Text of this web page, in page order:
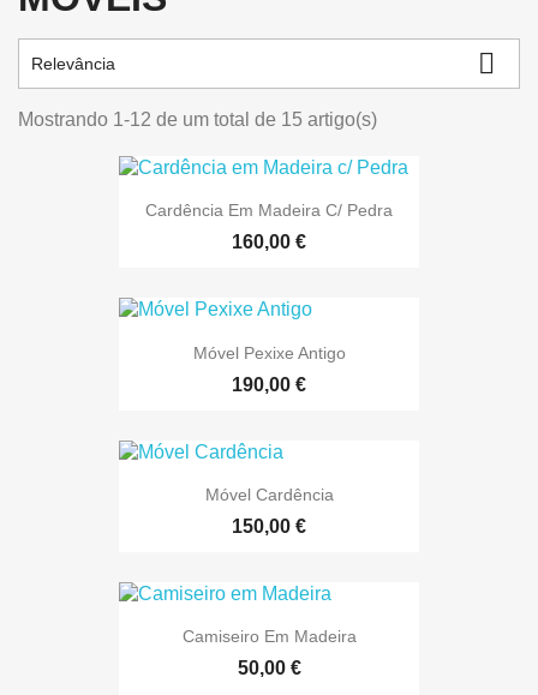
Relevância 
Mostrando 1-12 de um total de 15 artigo(s)
Cardência Em Madeira C/ Pedra
160,00 €
Móvel Pexixe Antigo
190,00 €
Móvel Cardência
150,00 €
Camiseiro Em Madeira
50,00 €